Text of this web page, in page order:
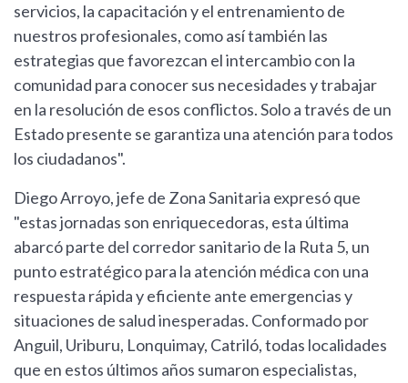
servicios, la capacitación y el entrenamiento de
nuestros profesionales, como así también las
estrategias que favorezcan el intercambio con la
comunidad para conocer sus necesidades y trabajar
en la resolución de esos conflictos. Solo a través de un
Estado presente se garantiza una atención para todos
los ciudadanos".
Diego Arroyo, jefe de Zona Sanitaria expresó que
"estas jornadas son enriquecedoras, esta última
abarcó parte del corredor sanitario de la Ruta 5, un
punto estratégico para la atención médica con una
respuesta rápida y eficiente ante emergencias y
situaciones de salud inesperadas. Conformado por
Anguil, Uriburu, Lonquimay, Catriló, todas localidades
que en estos últimos años sumaron especialistas,